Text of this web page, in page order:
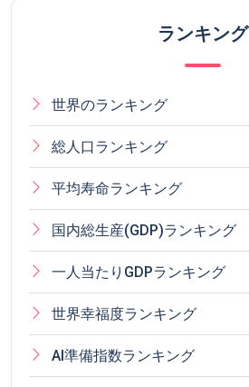
ランキング
世界のランキング
総人口ランキング
平均寿命ランキング
国内総生産(GDP)ランキング
一人当たりGDPランキング
世界幸福度ランキング
AI準備指数ランキング